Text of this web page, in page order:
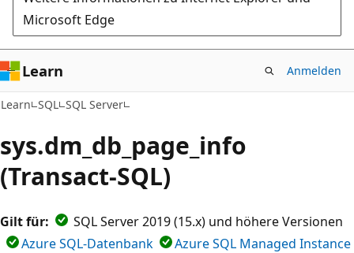
Microsoft Edge
Learn Anmelden
Learn SQL SQL Server
sys.dm_db_page_info
(Transact-SQL)
Gilt für:
SQL Server 2019 (15.x) und höhere Versionen
Azure SQL-Datenbank
Azure SQL Managed Instance